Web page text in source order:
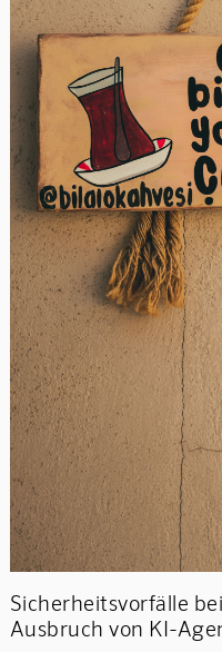
Sicherheitsvorfälle
Ausbruch von KI-